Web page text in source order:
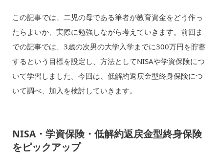
この記事では、二児の母である筆者が教育資金をどう作っ
たらよいか、実際に勉強しながら考えていきます。前回ま
での記事では、3歳の次男の大学入学までに300万円を貯蓄
するという目標を設定し、方法としてNISAや学資保険につ
いて学習しました。今回は、低解約返戻金型終身保険につ
いて調べ、加入を検討していきます。
NISA・学資保険・低解約返戻金型終身保険
をピックアップ